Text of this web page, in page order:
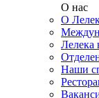
О нас
О
Лелека
Наши